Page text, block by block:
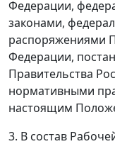
Федерации,
законами,
распоряжениями
Федерации,
Правительства
нормативными
настоящим
3. В состав